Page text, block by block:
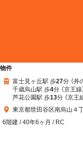
件
富士見ヶ丘駅 歩27分 （井
千歳烏山駅 歩4分 （京王線
芦花公園駅 歩13分 （京王
東京都世田谷区南烏山４
6階建 / 40年6ヶ月 / RC